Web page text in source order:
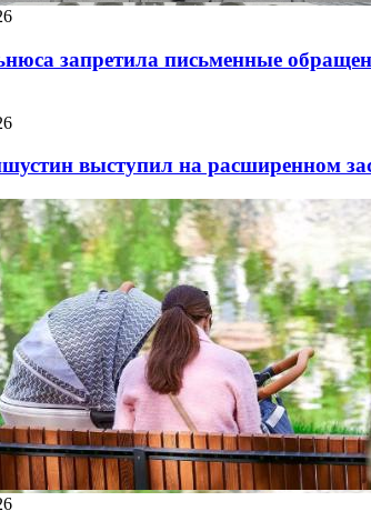
запретила письменные
выступил на расширенном